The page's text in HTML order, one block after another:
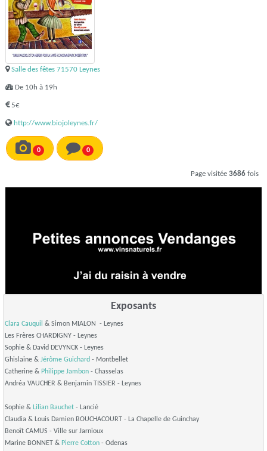
Salle des fêtes 71570 Leynes
De 10h à 19h
5€
http://www.biojoleynes.fr/
0 0
Page visitée 3686 fois
Exposants
Clara Cauquil & Simon MIALON - Leynes
Les Frères CHARDIGNY - Leynes
Sophie & David DEVYNCK - Leynes
Ghislaine & Jérôme Guichard - Montbellet
Catherine & Philippe Jambon - Chasselas
Andréa VAUCHER & Benjamin TISSIER - Leynes
Sophie & Lilian Bauchet - Lancié
Claudia & Louis Damien BOUCHACOURT - La Chapelle de Guinchay
Benoît CAMUS - Ville sur Jarnioux
Marine BONNET & Pierre Cotton - Odenas